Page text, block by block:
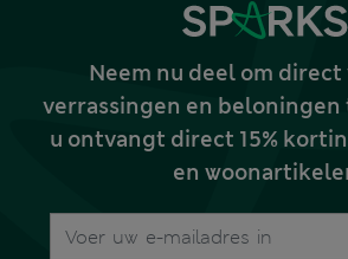
Neem nu deel om direct
verrassingen en
u ontvangt direct 15%
en